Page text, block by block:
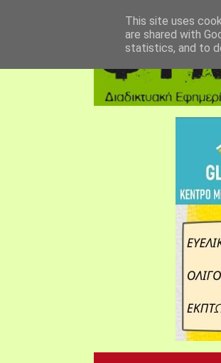
This site uses
are shared with
statistics, and to